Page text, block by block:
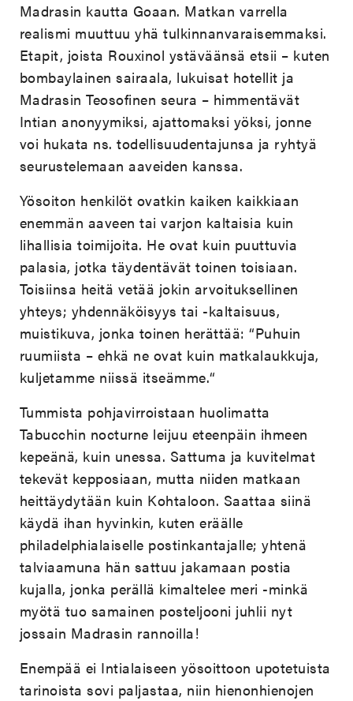
Madrasin kautta Goaan. Matkan varrella
realismi muuttuu yhä tulkinnanvaraisemmaksi.
Etapit, joista Rouxinol ystäväänsä etsii – kuten
bombaylainen sairaala, lukuisat hotellit ja
Madrasin Teosofinen seura – himmentävät
Intian anonyymiksi, ajattomaksi yöksi, jonne
voi hukata ns. todellisuudentajunsa ja ryhtyä
seurustelemaan aaveiden kanssa.
Yösoiton henkilöt ovatkin kaiken kaikkiaan
enemmän aaveen tai varjon kaltaisia kuin
lihallisia toimijoita. He ovat kuin puuttuvia
palasia, jotka täydentävät toinen toisiaan.
Toisiinsa heitä vetää jokin arvoituksellinen
yhteys; yhdennäköisyys tai -kaltaisuus,
muistikuva, jonka toinen herättää: “Puhuin
ruumiista – ehkä ne ovat kuin matkalaukkuja,
kuljetamme niissä itseämme.“
Tummista pohjavirroistaan huolimatta
Tabucchin nocturne leijuu eteenpäin ihmeen
kepeänä, kuin unessa. Sattuma ja kuvitelmat
tekevät kepposiaan, mutta niiden matkaan
heittäydytään kuin Kohtaloon. Saattaa siinä
käydä ihan hyvinkin, kuten eräälle
philadelphialaiselle postinkantajalle; yhtenä
talviaamuna hän sattuu jakamaan postia
kujalla, jonka perällä kimaltelee meri -minkä
myötä tuo samainen posteljooni juhlii nyt
jossain Madrasin rannoilla!
Enempää ei Intialaiseen yösoittoon upotetuista
tarinoista sovi paljastaa, niin hienonhienojen